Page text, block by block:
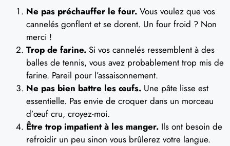
Ne pas préchauffer le four. Vous voulez que vos
cannelés gonflent et se dorent. Un four froid ? Non
merci !
Trop de farine. Si vos cannelés ressemblent à des
balles de tennis, vous avez probablement trop mis de
farine. Pareil pour l’assaisonnement.
Ne pas bien battre les œufs. Une pâte lisse est
essentielle. Pas envie de croquer dans un morceau
d’œuf cru, croyez-moi.
Être trop impatient à les manger. Ils ont besoin de
refroidir un peu sinon vous brûlerez votre langue.